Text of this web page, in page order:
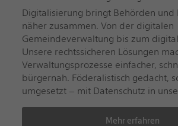
Digitalisierung bringt Behörden und
näher zusammen. Von der digitalen
Gemeindeverwaltung bis zum
Unsere rechtssicheren Lösungen
Verwaltungsprozesse einfacher,
bürgernah. Föderalistisch gedacht,
umgesetzt – mit Datenschutz in
Mehr erfahren